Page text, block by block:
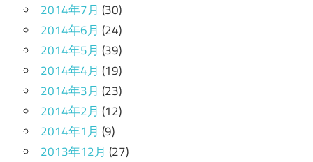
2014年7月 (30)
2014年6月 (24)
2014年5月 (39)
2014年4月 (19)
2014年3月 (23)
2014年2月 (12)
2014年1月 (9)
2013年12月 (27)